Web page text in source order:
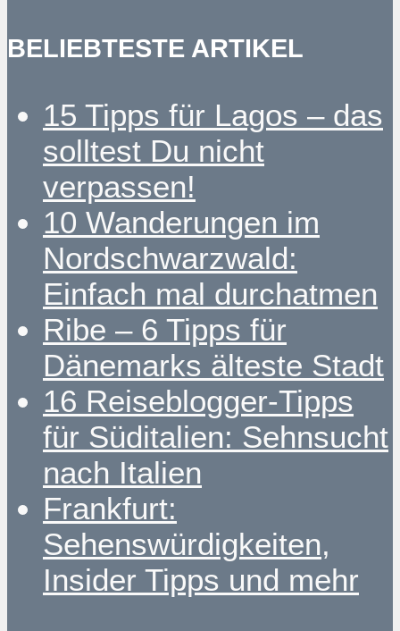
BELIEBTESTE ARTIKEL
15 Tipps für Lagos – das
solltest Du nicht
verpassen!
10 Wanderungen im
Nordschwarzwald:
Einfach mal durchatmen
Ribe – 6 Tipps für
Dänemarks älteste Stadt
16 Reiseblogger-Tipps
für Süditalien: Sehnsucht
nach Italien
Frankfurt:
Sehenswürdigkeiten,
Insider Tipps und mehr